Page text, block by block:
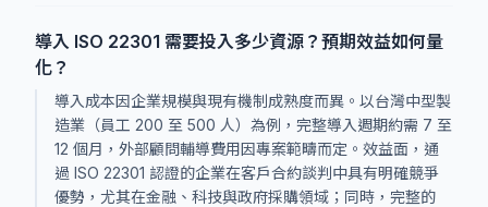
導入 ISO 22301 需要投入多少資源？預期效益如何量
化？
導入成本因企業規模與現有機制成熟度而異。以台灣中型製
造業（員工 200 至 500 人）為例，完整導入週期約需 7 至
12 個月，外部顧問輔導費用因專案範疇而定。效益面，通
過 ISO 22301 認證的企業在客戶合約談判中具有明確競爭
優勢，尤其在金融、科技與政府採購領域；同時，完整的